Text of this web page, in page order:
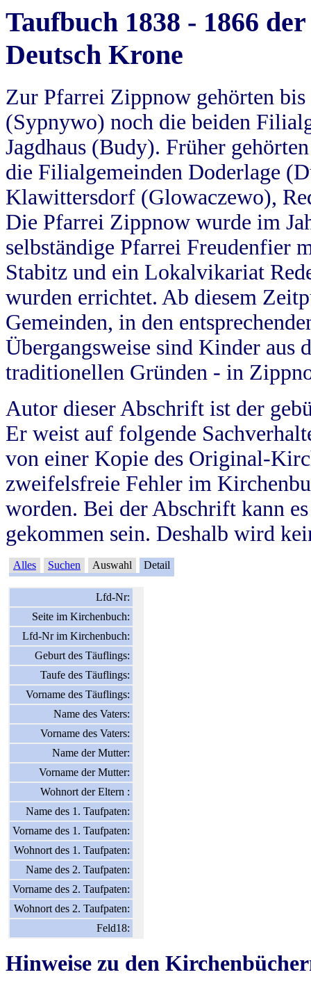
Taufbuch 1838 - 1866
Deutsch Krone
Zur Pfarrei Zippnow gehörten
(Sypnywo) noch die beiden
Jagdhaus (Budy). Früher
die Filialgemeinden Doderlage
Klawittersdorf (Glowaczewo),
Die Pfarrei Zippnow wurde im
selbständige Pfarrei Freudenfier
Stabitz und ein Lokalvikariat
wurden errichtet. Ab diesem
Gemeinden, in den
Übergangsweise sind Kinder aus
traditionellen Gründen - in
Autor dieser Abschrift ist der
Er weist auf folgende
von einer Kopie des Original-
zweifelsfreie Fehler im
worden. Bei der Abschrift kann
gekommen sein. Deshalb wird
Alles Suchen Auswahl Detail
Lfd-Nr:
Seite im Kirchenbuch:
Lfd-Nr im Kirchenbuch:
Geburt des Täuflings:
Taufe des Täuflings:
Vorname des Täuflings:
Name des Vaters:
Vorname des Vaters:
Name der Mutter:
Vorname der Mutter:
Wohnort der Eltern :
Name des 1. Taufpaten:
Vorname des 1. Taufpaten:
Wohnort des 1. Taufpaten:
Name des 2. Taufpaten:
Vorname des 2. Taufpaten:
Wohnort des 2. Taufpaten:
Feld18:
Hinweise zu den